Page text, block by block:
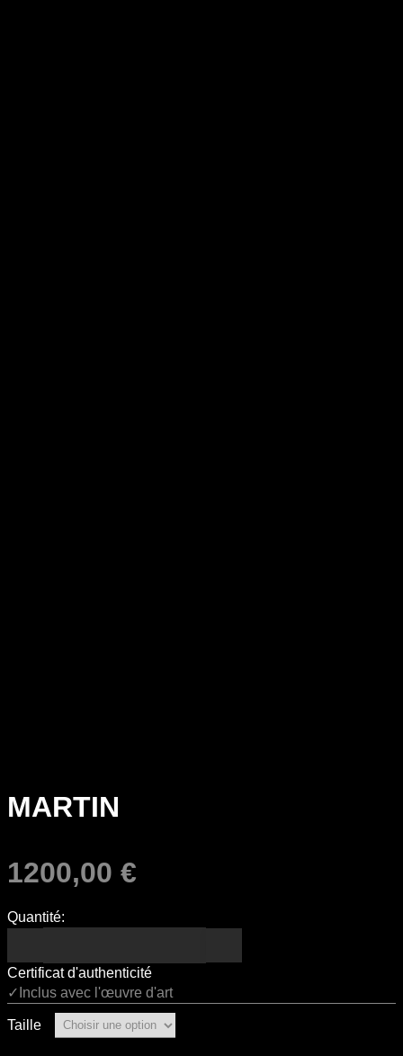
MARTIN
1200,00 €
Quantité:
Certificat d'authenticité
✓Inclus avec l'œuvre d'art
Taille